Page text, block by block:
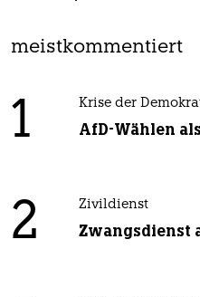
meistkommentiert
1 Krise der
AfD-Wählen
2 Zivildienst
Zwangsdienst